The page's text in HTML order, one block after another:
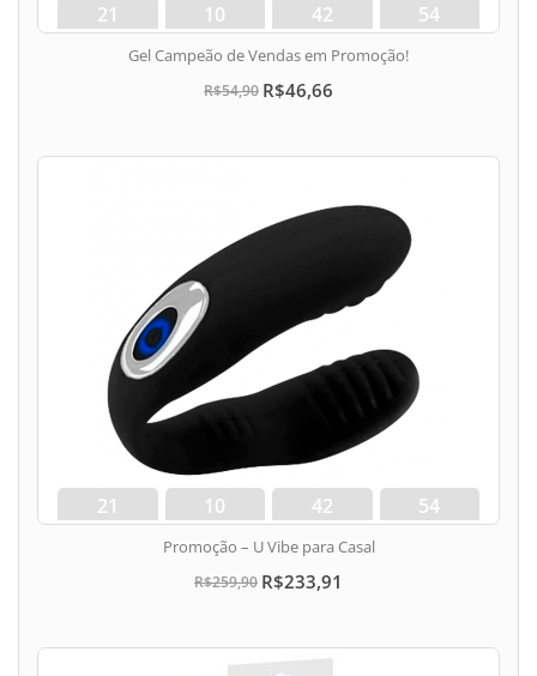
21
dias
10
hora
42
min
53
seg
Gel Campeão de Vendas em Promoção!
R$54,90 R$46,66
21
dias
10
hora
42
min
53
seg
Promoção – U Vibe para Casal
R$259,90 R$233,91